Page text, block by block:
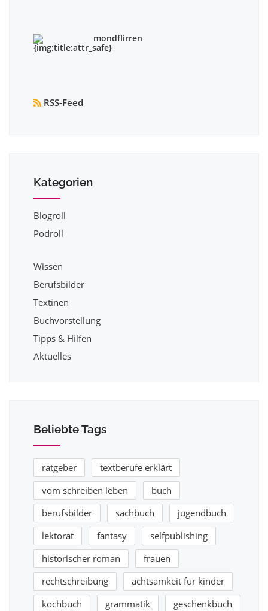
mondflirren
RSS-Feed
Kategorien
Blogroll
Podroll
Wissen
Berufsbilder
Textinen
Buchvorstellung
Tipps & Hilfen
Aktuelles
Beliebte Tags
ratgeber
textberufe erklärt
vom schreiben leben
buch
berufsbilder
sachbuch
jugendbuch
lektorat
fantasy
selfpublishing
historischer roman
frauen
rechtschreibung
achtsamkeit für kinder
kochbuch
grammatik
geschenkbuch